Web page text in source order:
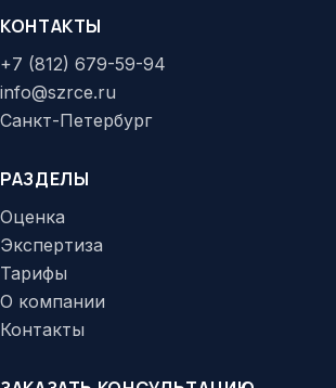
КОНТАКТЫ
+7 (812) 679-59-94
info@szrce.ru
Санкт-Петербург
РАЗДЕЛЫ
Оценка
Экспертиза
Тарифы
О компании
Контакты